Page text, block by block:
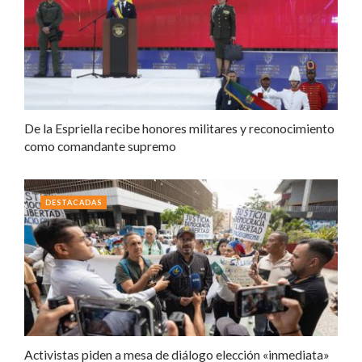
De la Espriella recibe honores militares y reconocimiento
como comandante supremo
Activistas piden a mesa de diálogo elección «inmediata»
DESTACADAS